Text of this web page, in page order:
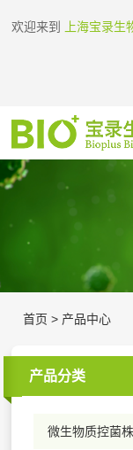
欢迎来到 上海宝录生
首页 > 产品中心
产品分类
微生物质控菌株